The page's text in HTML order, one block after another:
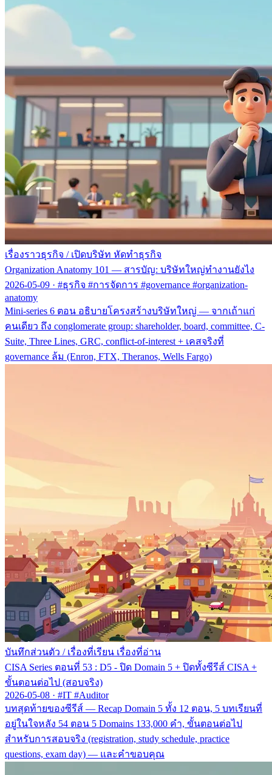
เรื่องราวธุรกิจ / เปิดบริษัท หัดทำธุรกิจ
Organization Anatomy 101 — สารบัญ: บริษัทใหญ่ทำงานยังไง
2026-05-09 · #ธุรกิจ #การจัดการ #governance #organization-
anatomy
Mini-series 6 ตอน อธิบายโครงสร้างบริษัทใหญ่ — จากเถ้าแก่
คนเดียว ถึง conglomerate group: shareholder, board, committee, C-
Suite, Three Lines, GRC, conflict-of-interest + เคสจริงที่
governance ล้ม (Enron, FTX, Theranos, Wells Fargo)
บันทึกส่วนตัว / เรื่องที่เรียน เรื่องที่อ่าน
CISA Series ตอนที่ 53 : D5 - ปิด Domain 5 + ปิดทั้งซีรีส์ CISA +
ขั้นตอนต่อไป (สอบจริง)
2026-05-08 · #IT #Auditor
บทสุดท้ายของซีรีส์ — Recap Domain 5 ทั้ง 12 ตอน, 5 บทเรียนที่
อยู่ในใจหลัง 54 ตอน 5 Domains 133,000 คำ, ขั้นตอนต่อไป
สำหรับการสอบจริง (registration, study schedule, practice
questions, exam day) — และคำขอบคุณ